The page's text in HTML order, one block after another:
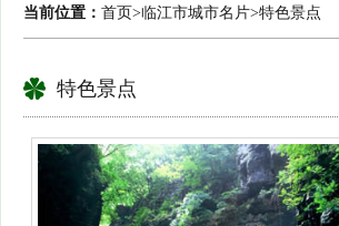
当前位置： 首页>临江市城市名片>特色景点
特色景点